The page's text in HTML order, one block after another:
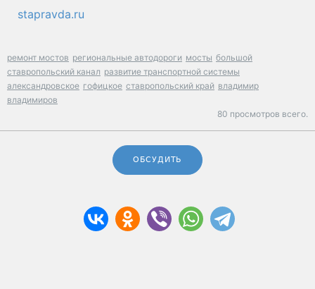
stapravda.ru
ремонт мостов региональные автодороги мосты большой
ставропольский канал развитие транспортной системы
александровское гофицкое ставропольский край владимир
владимиров
80 просмотров всего.
ОБСУДИТЬ